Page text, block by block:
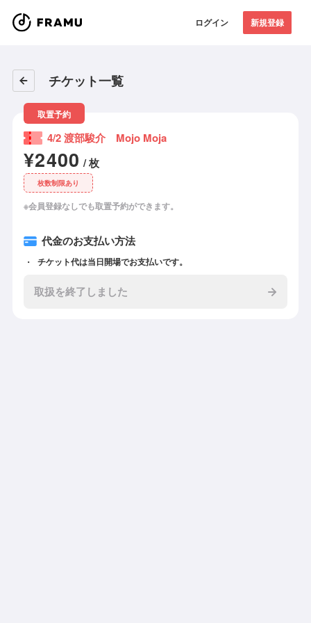
ログイン 新規登録
チケット一覧
取置予約
4/2 渡部駿介 Mojo Moja
¥2400 / 枚
枚数制限あり
※会員登録なしでも取置予約ができます。
代金のお支払い方法
チケット代は当日開場でお支払いです。
取扱を終了しました